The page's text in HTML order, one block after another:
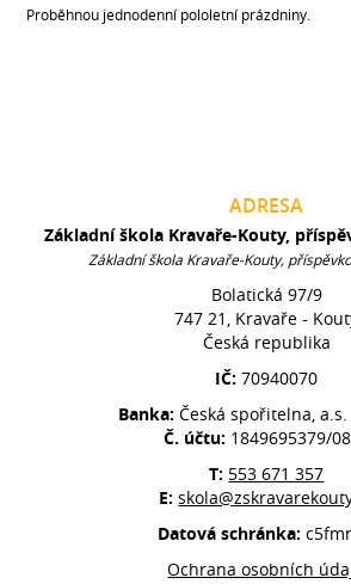
Proběhnou jednodenní pololetní prázdniny.
ADRESA
Základní škola Kravaře-Kouty,
Základní škola Kravaře-Kouty,
Bolatická 97/9
747 21, Kravaře -
Česká republika
IČ:70940070
Banka:Česká spořitelna,
Č. účtu: 1849695379/
T: 553 671 357
E:
Datová schránka:
Ochrana osobních